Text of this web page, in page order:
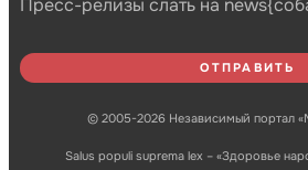
Пресс-релизы слать на
© 2005-2026 Независимый портал
Salus populi suprema lex – «Здоровье